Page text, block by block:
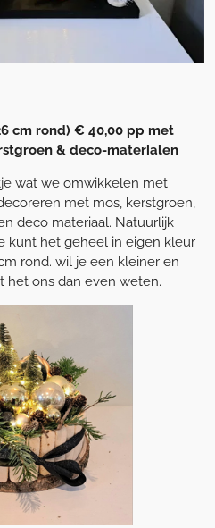
cm rond) € 40,00 pp met
& deco-materialen
wat we omwikkelen met
met mos, kerstgroen,
deco materiaal. Natuurlijk
kunt het geheel in eigen kleur
rond. wil je een kleiner en
het ons dan even weten.